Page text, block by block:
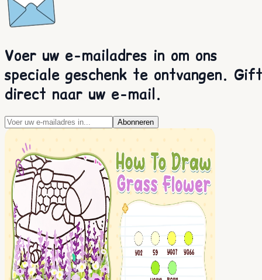
Voer uw e-mailadres in om ons
speciale geschenk te ontvangen. Gift
direct naar uw e-mail.
Abonneren